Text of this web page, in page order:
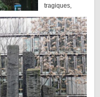
tragiques,